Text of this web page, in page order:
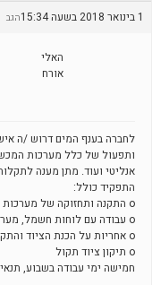
1 בינואר 2018 בשעה 15:34
הגב
האלי
אורח
לחברה בענף המים דרוש /ה
ותפעול של כלל מערכות
אנליטי ועוד. מתן מענה
התפקיד כולל:
o התקנה ותחזוקה של מערכות טיפול במים בשטח
o עבודה עם לוחות חשמל, מערכות בקרה חשמליות / PLC
o אחריות על הכנת הציוד והתקנתו, אחריות כוללת על כל שלבי התהליך
o תיקון ציוד תקול
חמישה ימי עבודה בשבוע,